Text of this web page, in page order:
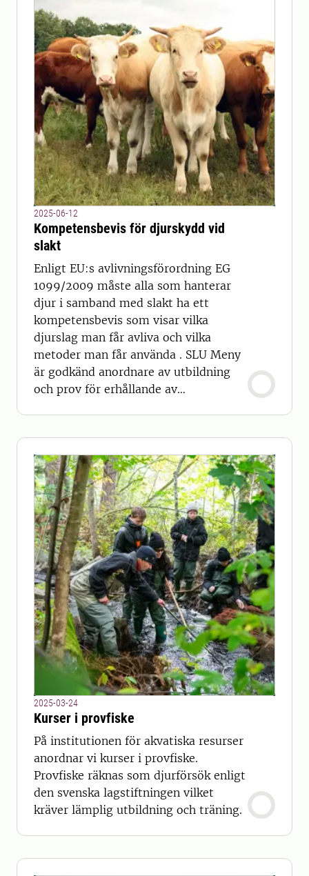
2025-06-12
Kompetensbevis för djurskydd vid
slakt
Enligt EU:s avlivningsförordning EG
1099/2009 måste alla som hanterar
djur i samband med slakt ha ett
kompetensbevis som visar vilka
djurslag man får avliva och vilka
metoder man får använda . SLU Meny
är godkänd anordnare av utbildning
och prov för erhållande av
2025-03-24
Kurser i provfiske
På institutionen för akvatiska resurser
anordnar vi kurser i provfiske.
Provfiske räknas som djurförsök enligt
den svenska lagstiftningen vilket
kräver lämplig utbildning och träning.